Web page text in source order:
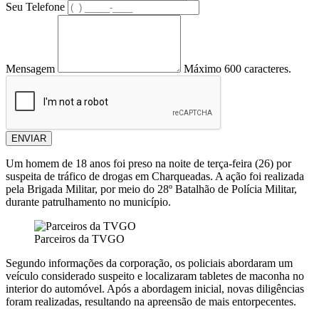
Seu Telefone
Mensagem Máximo 600 caracteres.
ENVIAR
Um homem de 18 anos foi preso na noite de terça-feira (26) por
suspeita de tráfico de drogas em Charqueadas. A ação foi realizada
pela Brigada Militar, por meio do 28º Batalhão de Polícia Militar,
durante patrulhamento no município.
Parceiros da TVGO
Segundo informações da corporação, os policiais abordaram um
veículo considerado suspeito e localizaram tabletes de maconha no
interior do automóvel. Após a abordagem inicial, novas diligências
foram realizadas, resultando na apreensão de mais entorpecentes.